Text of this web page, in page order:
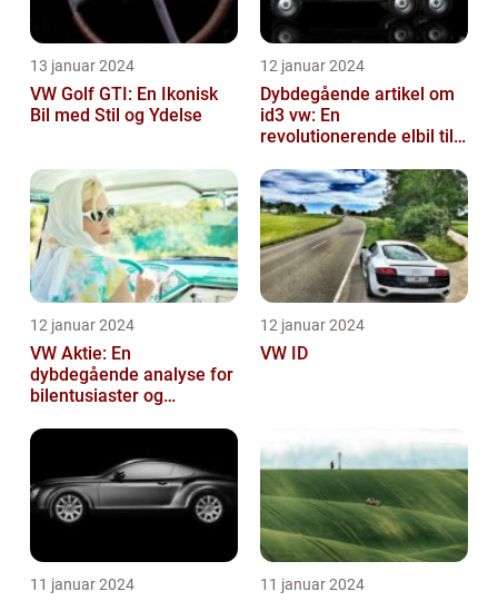
13 januar 2024
VW Golf GTI: En Ikonisk
Bil med Stil og Ydelse
12 januar 2024
Dybdegående artikel om
id3 vw: En
revolutionerende elbil til
12 januar 2024
VW Aktie: En
dybdegående analyse for
bilentusiaster og
12 januar 2024
VW ID
11 januar 2024 11 januar 2024